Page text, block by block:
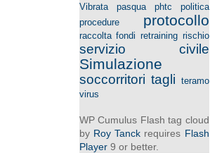
Vibrata
pasqua phtc
politica
procedure
protocollo
raccolta fondi retraining rischio
servizio civile
Simulazione
soccorritori tagli teramo
virus
WP Cumulus Flash tag cloud
by Roy Tanck requires Flash
Player9 or better.